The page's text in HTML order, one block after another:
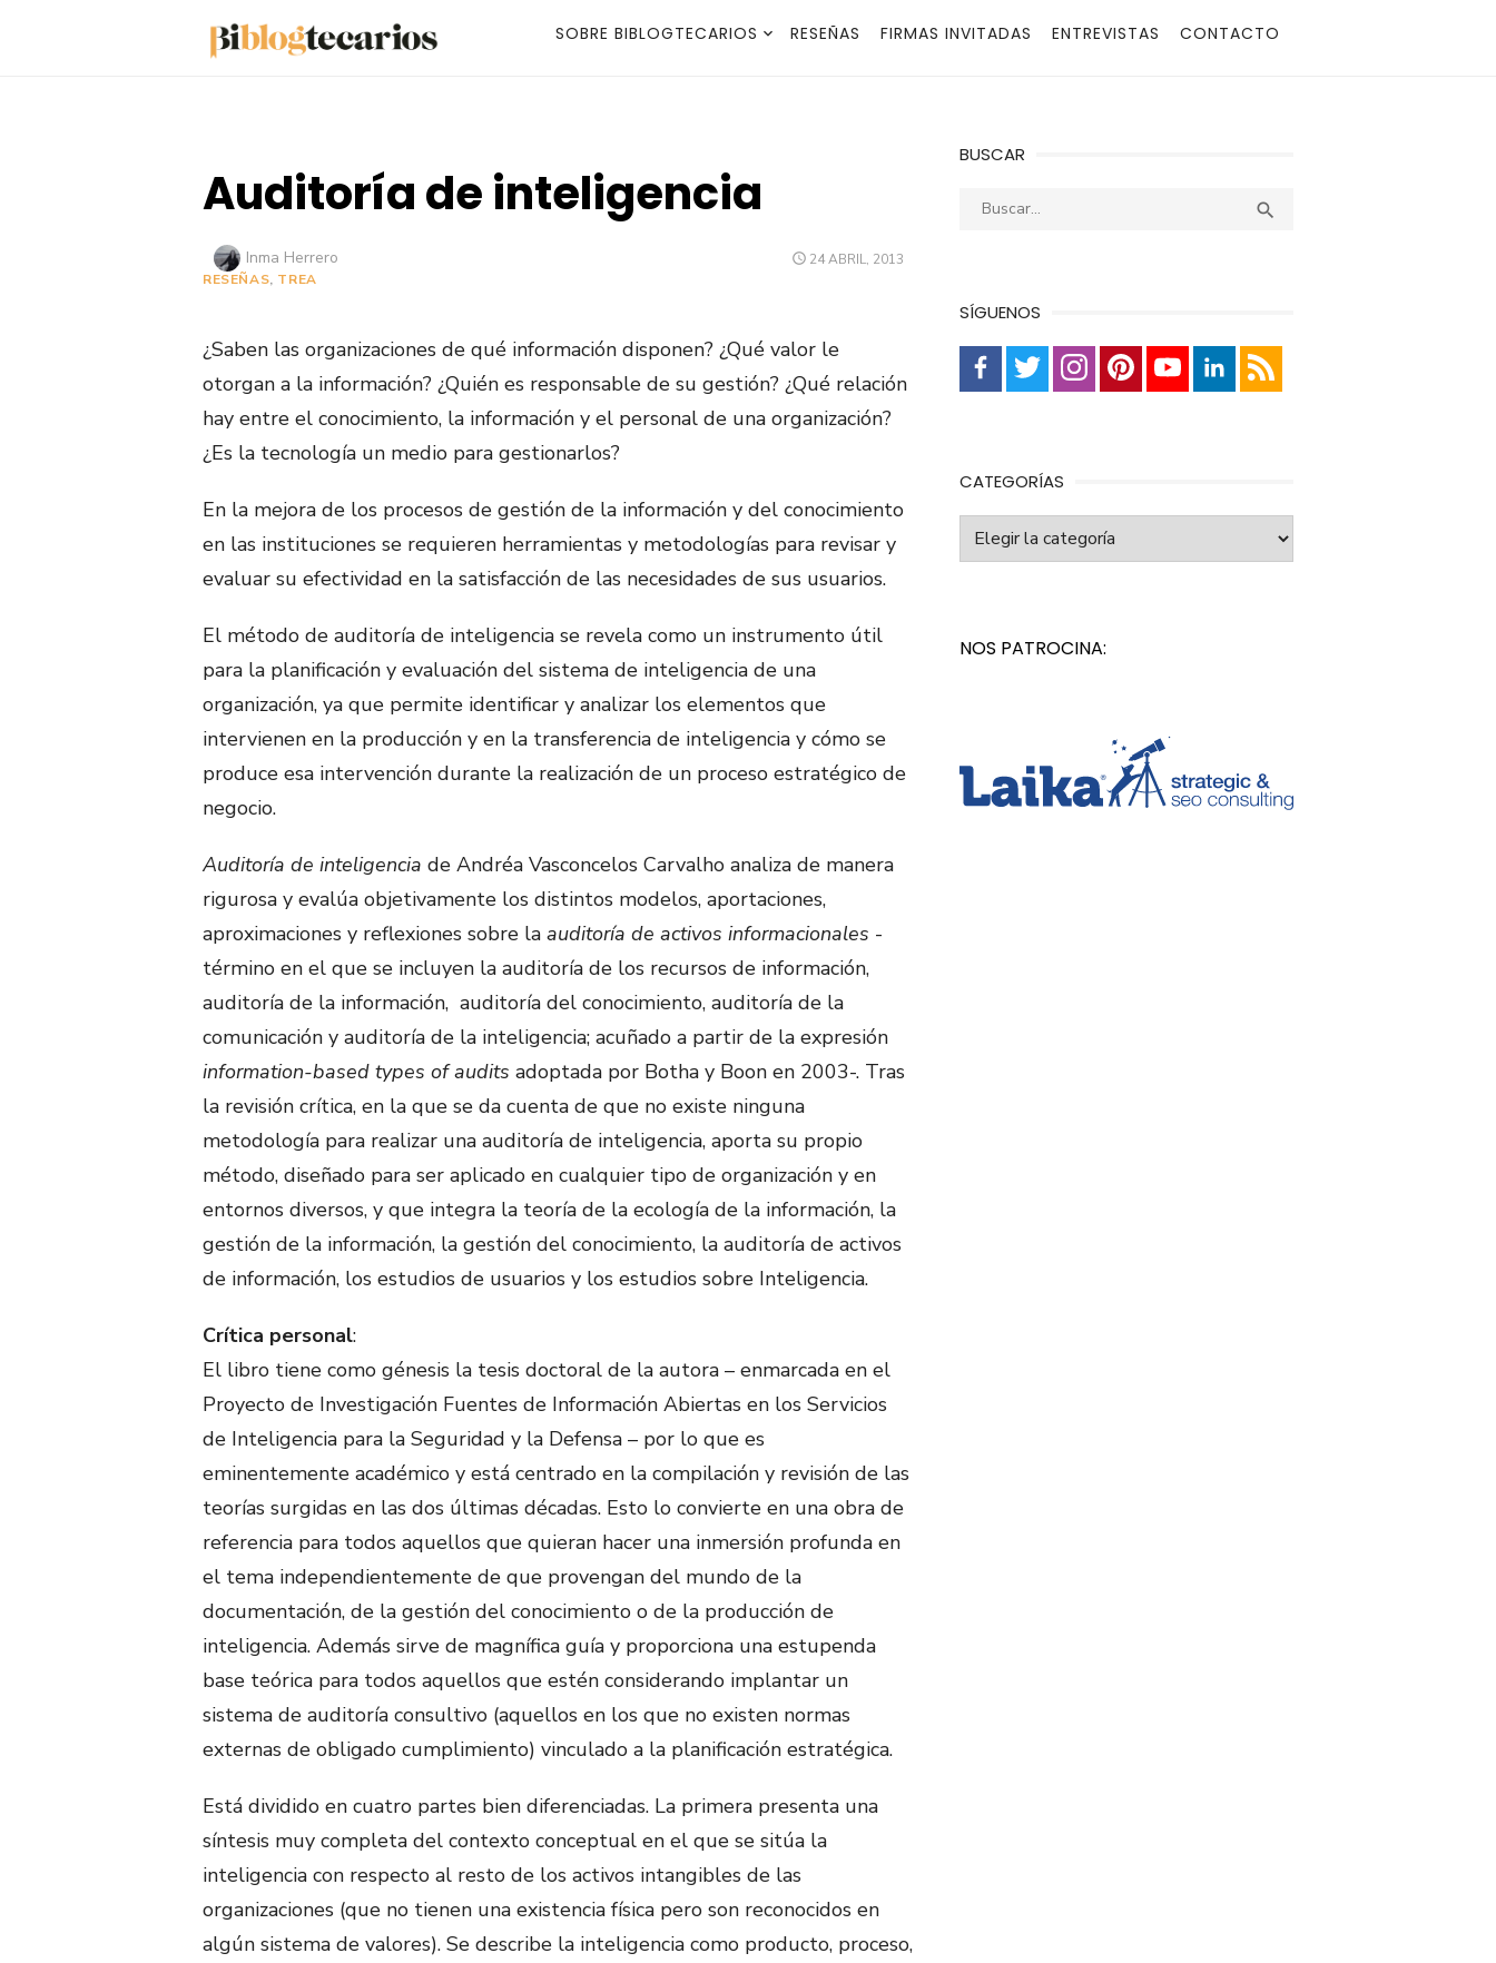
SOBRE BIBLOGTECARIOS RESEÑAS FIRMAS INVITADAS ENTREVISTAS CONTACTO
Auditoría de inteligencia
PUBLICADO
24 ABRIL, 2013
Autor
Inma Herrero
RESEÑAS, TREA
¿Saben las organizaciones de qué información disponen? ¿Qué valor le
otorgan a la información? ¿Quién es responsable de su gestión? ¿Qué relación
hay entre el conocimiento, la información y el personal de una organización?
¿Es la tecnología un medio para gestionarlos?
En la mejora de los procesos de gestión de la información y del conocimiento
en las instituciones se requieren herramientas y metodologías para revisar y
evaluar su efectividad en la satisfacción de las necesidades de sus usuarios.
El método de auditoría de inteligencia se revela como un instrumento útil
para la planificación y evaluación del sistema de inteligencia de una
organización, ya que permite identificar y analizar los elementos que
intervienen en la producción y en la transferencia de inteligencia y cómo se
produce esa intervención durante la realización de un proceso estratégico de
negocio.
Auditoría de inteligencia de Andréa Vasconcelos Carvalho analiza de manera
rigurosa y evalúa objetivamente los distintos modelos, aportaciones,
aproximaciones y reflexiones sobre la auditoría de activos informacionales -
término en el que se incluyen la auditoría de los recursos de información,
auditoría de la información, auditoría del conocimiento, auditoría de la
comunicación y auditoría de la inteligencia; acuñado a partir de la expresión
information-based types of audits adoptada por Botha y Boon en 2003-. Tras
la revisión crítica, en la que se da cuenta de que no existe ninguna
metodología para realizar una auditoría de inteligencia, aporta su propio
método, diseñado para ser aplicado en cualquier tipo de organización y en
entornos diversos, y que integra la teoría de la ecología de la información, la
gestión de la información, la gestión del conocimiento, la auditoría de activos
de información, los estudios de usuarios y los estudios sobre Inteligencia.
Crítica personal:
El libro tiene como génesis la tesis doctoral de la autora – enmarcada en el
Proyecto de Investigación Fuentes de Información Abiertas en los Servicios
de Inteligencia para la Seguridad y la Defensa – por lo que es
eminentemente académico y está centrado en la compilación y revisión de las
teorías surgidas en las dos últimas décadas. Esto lo convierte en una obra de
referencia para todos aquellos que quieran hacer una inmersión profunda en
el tema independientemente de que provengan del mundo de la
documentación, de la gestión del conocimiento o de la producción de
inteligencia. Además sirve de magnífica guía y proporciona una estupenda
base teórica para todos aquellos que estén considerando implantar un
sistema de auditoría consultivo (aquellos en los que no existen normas
externas de obligado cumplimiento) vinculado a la planificación estratégica.
Está dividido en cuatro partes bien diferenciadas. La primera presenta una
síntesis muy completa del contexto conceptual en el que se sitúa la
inteligencia con respecto al resto de los activos intangibles de las
organizaciones (que no tienen una existencia física pero son reconocidos en
algún sistema de valores). Se describe la inteligencia como producto, proceso,
BUSCAR
Buscar: 
SÍGUENOS
CATEGORÍAS
NOS PATROCINA: